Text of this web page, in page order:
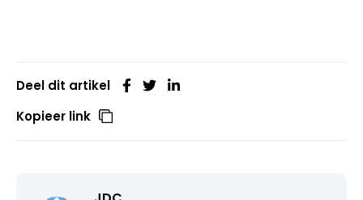
Deel dit artikel
Kopieer link